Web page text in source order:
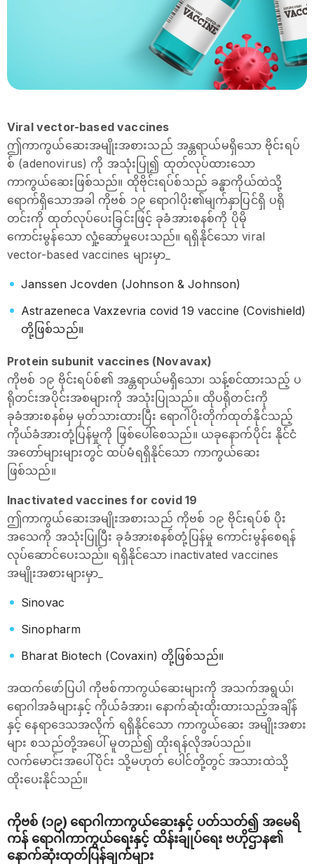
Viral vector-based vaccines
ဤကာကွယ်ဆေးအမျိုးအစားသည် အန္တရာယ်မရှိသော ဗိုင်းရပ်
စ် (adenovirus) ကို အသုံးပြု၍ ထုတ်လုပ်ထားသော
ကာကွယ်ဆေးဖြစ်သည်။ ထိုဗိုင်းရပ်စ်သည် ခန္ဓာကိုယ်ထဲသို့
ရောက်ရှိသောအခါ ကိုဗစ် ၁၉ ရောဂါပိုး၏မျက်နှာပြင်ရှိ ပရို
တင်းကို ထုတ်လုပ်ပေးခြင်းဖြင့် ခုခံအားစနစ်ကို ပိုမို
ကောင်းမွန်သော လှုံ့ဆော်မှုပေးသည်။ ရရှိနိုင်သော viral
vector-based vaccines များမှာ_
Janssen Jcovden (Johnson & Johnson)
Astrazeneca Vaxzevria covid 19 vaccine (Covishield)
တို့ဖြစ်သည်။
Protein subunit vaccines (Novavax)
ကိုဗစ် ၁၉ ဗိုင်းရပ်စ်၏ အန္တရာယ်မရှိသော၊ သန့်စင်ထားသည့် ပ
ရိုတင်းအပိုင်းအစများကို အသုံးပြုသည်။ ထိုပရိုတင်းကို
ခုခံအားစနစ်မှ မှတ်သားထားပြီး ရောဂါပိုးတိုက်ထုတ်နိုင်သည့်
ကိုယ်ခံအားတုံ့ပြန်မှုကို ဖြစ်ပေါ်စေသည်။ ယခုနောက်ပိုင်း နိုင်ငံ
အတော်များများတွင် ထပ်မံရရှိနိုင်သော ကာကွယ်ဆေး
ဖြစ်သည်။
Inactivated vaccines for covid 19
ဤကာကွယ်ဆေးအမျိုးအစားသည် ကိုဗစ် ၁၉ ဗိုင်းရပ်စ် ပိုး
အသေကို အသုံးပြုပြီး ခုခံအားစနစ်တုံ့ပြန်မှု ကောင်းမွန်စေရန်
လုပ်ဆောင်ပေးသည်။ ရရှိနိုင်သော inactivated vaccines
အမျိုးအစားများမှာ_
Sinovac
Sinopharm
Bharat Biotech (Covaxin) တို့ဖြစ်သည်။
အထက်ဖော်ပြပါ ကိုဗစ်ကာကွယ်ဆေးများကို အသက်အရွယ်၊
ရောဂါအခံများနှင့် ကိုယ်ခံအား၊ နောက်ဆုံးထိုးထားသည့်အချိန်
နှင့် နေရာ‌ဒေသအလိုက် ရရှိနိုင်သော ကာကွယ်ဆေး အမျိုးအစား
များ စသည်တို့အပေါ် မူတည်၍ ထိုးရန်လိုအပ်သည်။
လက်မောင်းအပေါ်ပိုင်း သို့မဟုတ် ပေါင်တို့တွင် အသားထဲသို့
ထိုးပေးနိုင်သည်။
ကိုဗစ် (၁၉) ရောဂါကာကွယ်‌ဆေးနှင့် ပတ်သတ်၍ အမေရိ
ကန် ရောဂါကာကွယ်ရေးနှင့် ထိန်းချုပ်ရေး ဗဟိုဌာန၏
နောက်ဆုံးထုတ်ပြန်ချက်များ